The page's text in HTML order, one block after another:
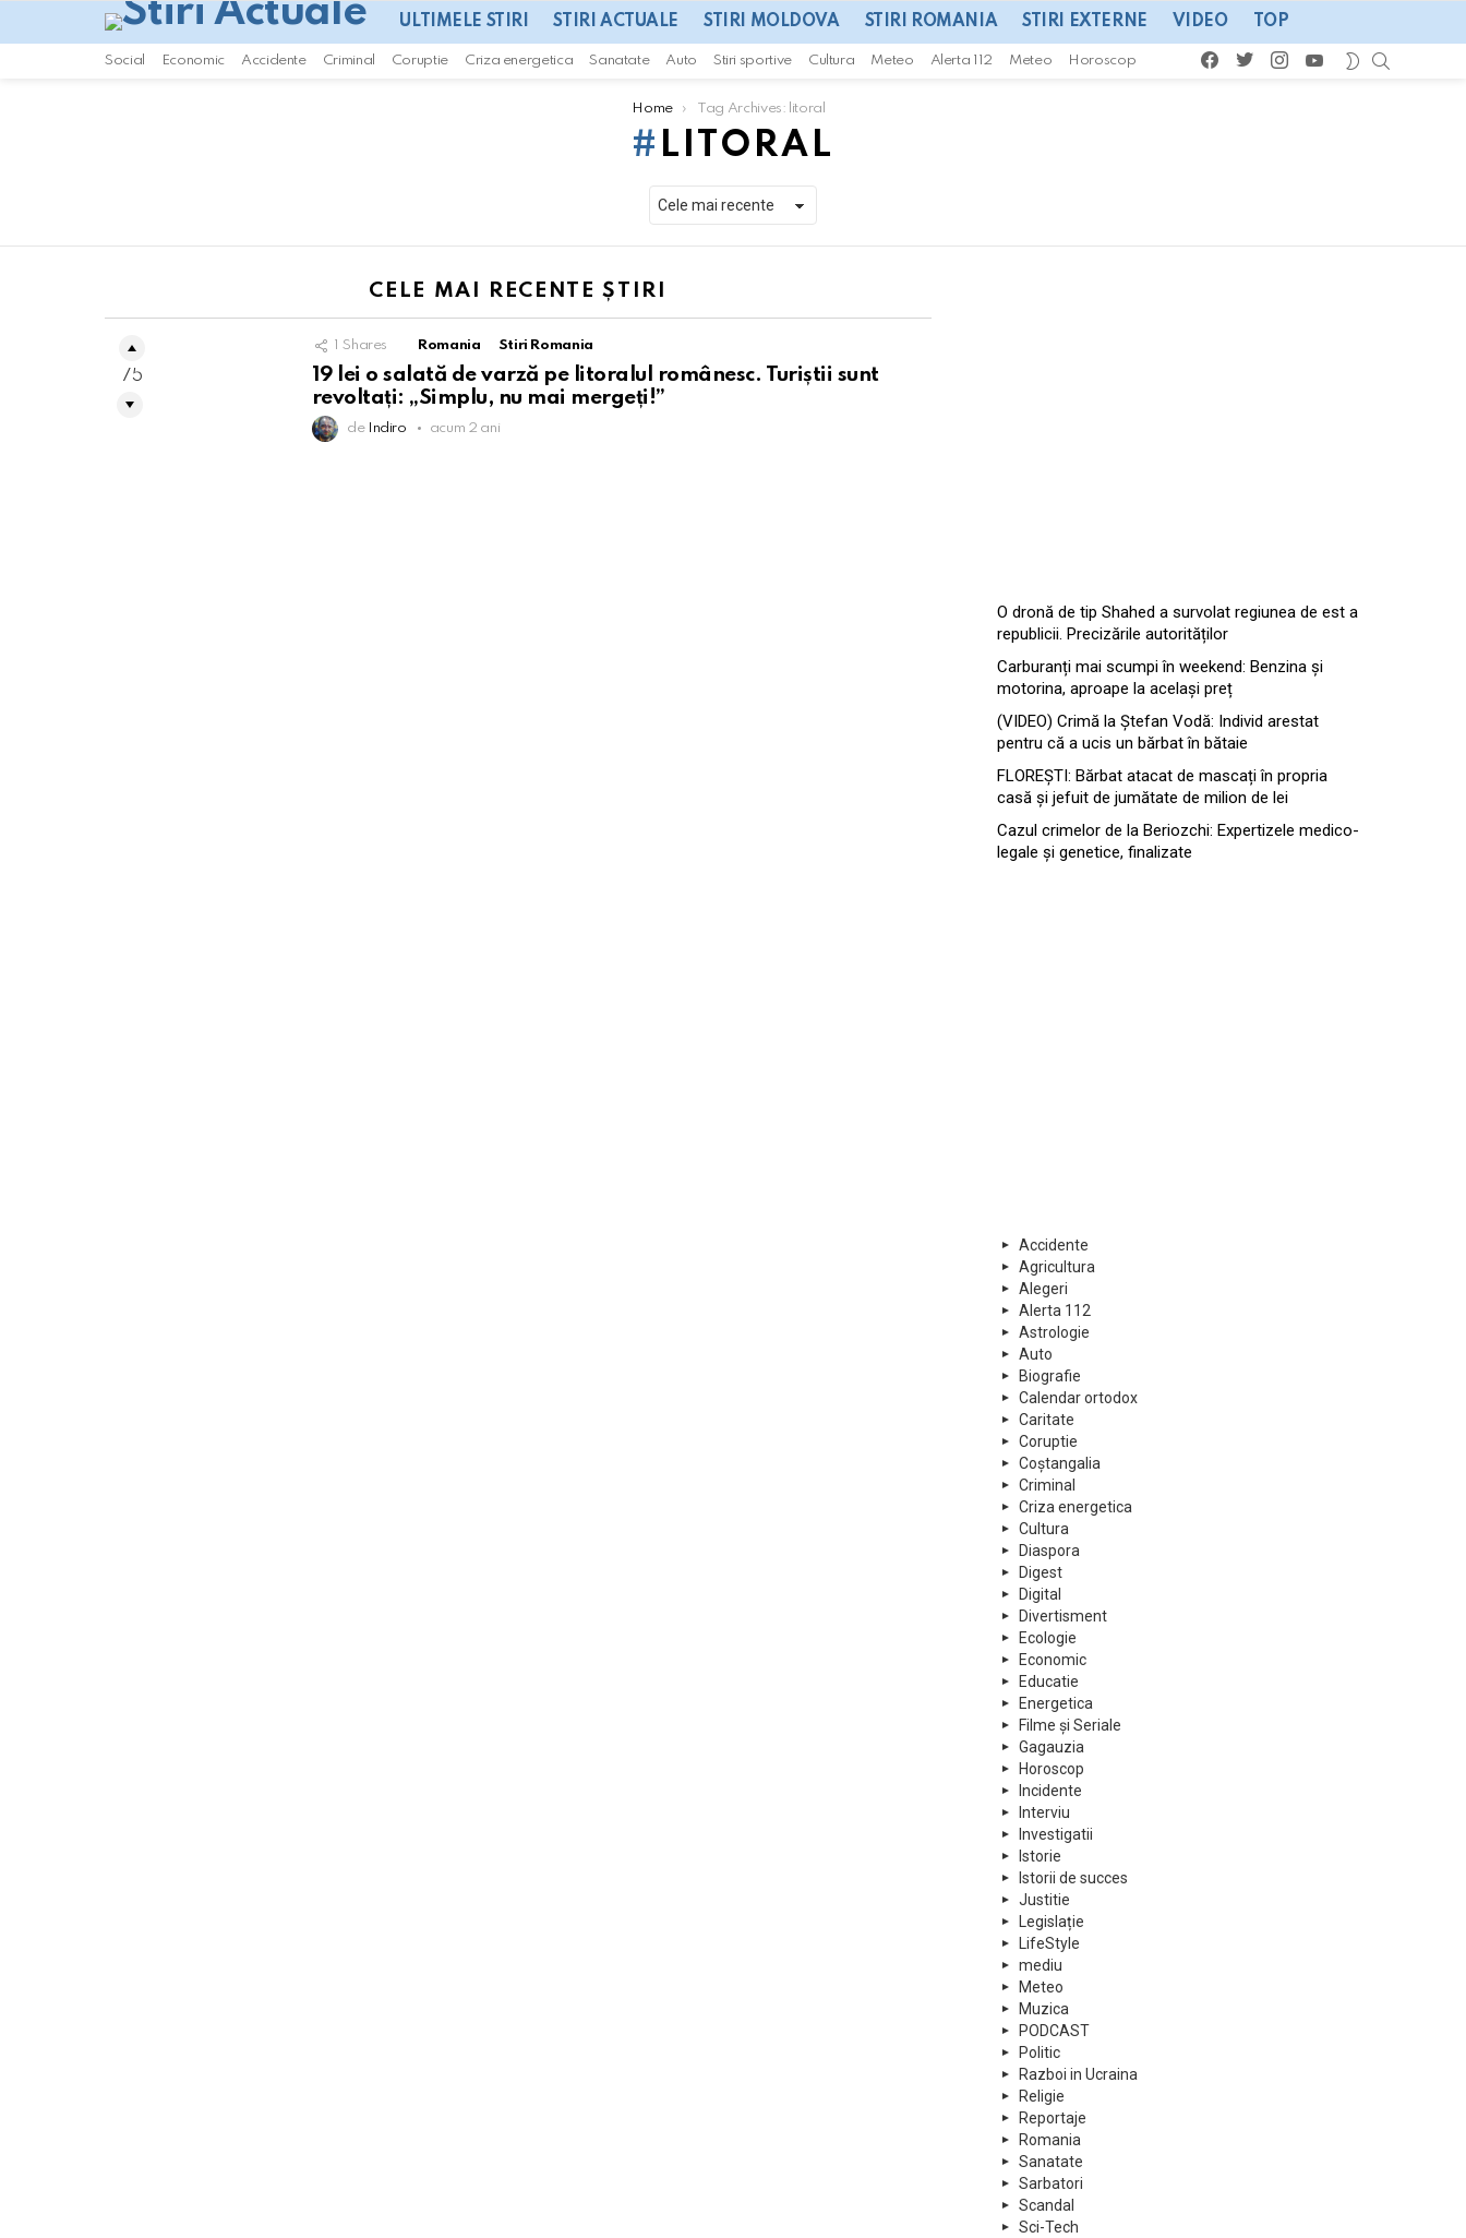
ULTIMELE STIRI STIRI ACTUALE STIRI MOLDOVA STIRI ROMANIA STIRI EXTERNE VIDEO TOP
Social Economic Accidente Criminal Coruptie Criza energetica Sanatate Auto Stiri sportive Cultura Meteo Alerta 112 Meteo Horoscop
facebooktwitterinstagramyoutube SWITCH
Home Tag Archives: litoral
LITORAL
CELE MAI RECENTE ȘTIRI
1 Shares Romania Stiri Romania
19 lei o salată de varză pe litoralul românesc. Turiștii sunt
revoltați: „Simplu, nu mai mergeți!”
de Indiro acum 2 ani
75
O dronă de tip Shahed a survolat regiunea de est a
republicii. Precizările autorităților
Carburanți mai scumpi în weekend: Benzina și
motorina, aproape la același preț
(VIDEO) Crimă la Ștefan Vodă: Individ arestat
pentru că a ucis un bărbat în bătaie
FLOREȘTI: Bărbat atacat de mascați în propria
casă și jefuit de jumătate de milion de lei
Cazul crimelor de la Beriozchi: Expertizele medico-
legale și genetice, finalizate
Accidente
Agricultura
Alegeri
Alerta 112
Astrologie
Auto
Biografie
Calendar ortodox
Caritate
Coruptie
Coștangalia
Criminal
Criza energetica
Cultura
Diaspora
Digest
Digital
Divertisment
Ecologie
Economic
Educatie
Energetica
Filme și Seriale
Gagauzia
Horoscop
Incidente
Interviu
Investigatii
Istorie
Istorii de succes
Justitie
Legislație
LifeStyle
mediu
Meteo
Muzica
PODCAST
Politic
Razboi in Ucraina
Religie
Reportaje
Romania
Sanatate
Sarbatori
Scandal
Sci-Tech